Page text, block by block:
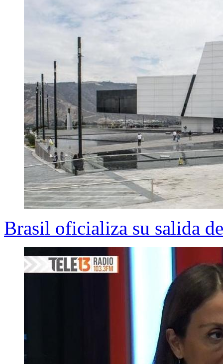
Brasil oficializa su salida